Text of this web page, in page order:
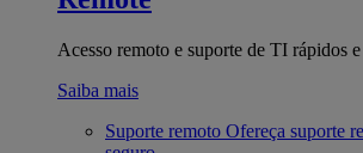
Acesso remoto e suporte de TI rápidos e
Saiba mais
Suporte remoto Ofereça suporte